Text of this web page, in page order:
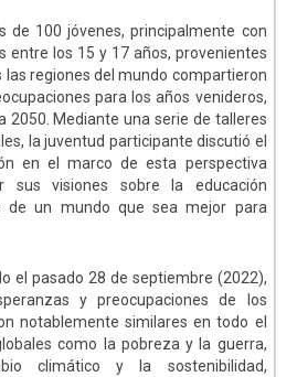
de 100 jóvenes, principalmente con
entre los 15 y 17 años, provenientes
las regiones del mundo compartieron
para los años venideros,
2050. Mediante una serie de talleres
la juventud participante discutió el
en el marco de esta perspectiva
sus visiones sobre la educación
de un mundo que sea mejor para
el pasado 28 de septiembre (2022),
y preocupaciones de los
notablemente similares en todo el
como la pobreza y la guerra,
climático y la sostenibilidad,